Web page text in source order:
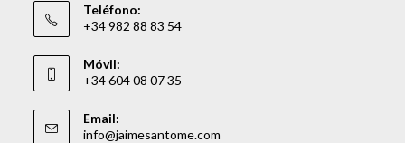
Teléfono:
+34 982 88 83 54
Móvil:
+34 604 08 07 35
Email:
info@jaimesantome.com